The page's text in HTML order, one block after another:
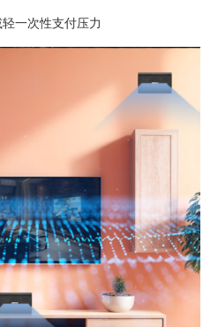
一次性支付压力